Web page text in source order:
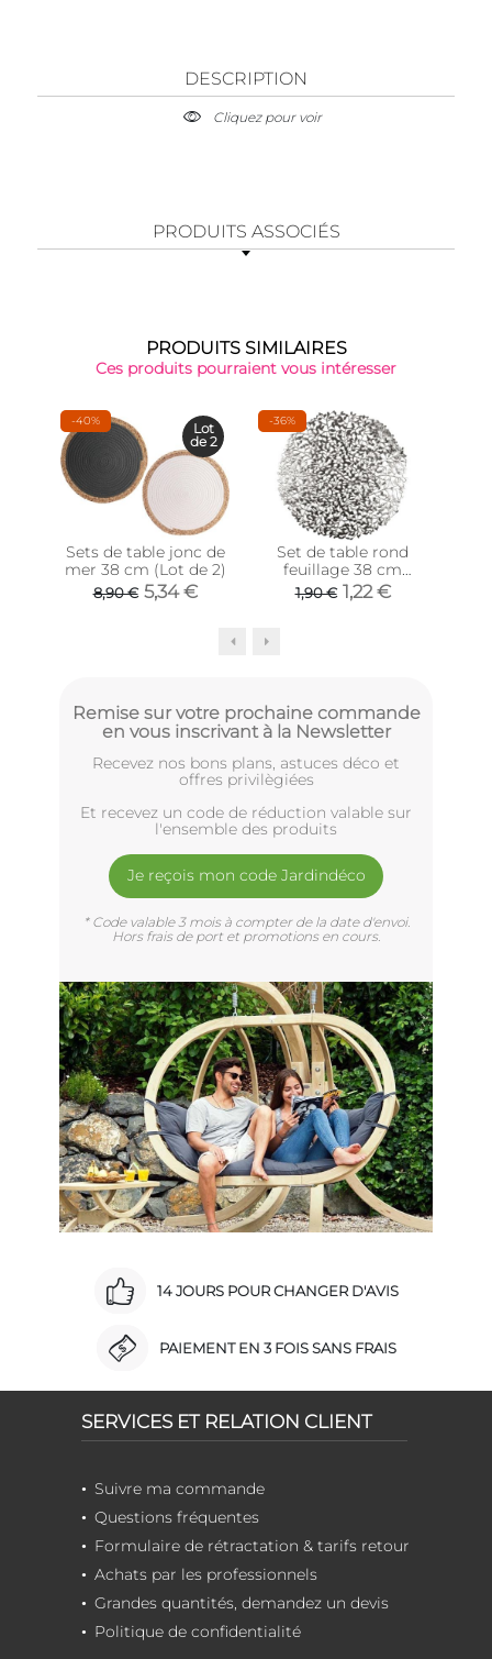
DESCRIPTION
Cliquez pour voir
PRODUITS ASSOCIÉS
PRODUITS SIMILAIRES
Ces produits pourraient vous intéresser
-40%
Sets de table jonc de
mer 38 cm (Lot de 2)
8,90 € 5,34 €
Lot
de 2
-36%
Set de table rond
feuillage 38 cm
(Argenté)
1,90 € 1,22 €
Remise sur votre prochaine commande
en vous inscrivant à la Newsletter
Recevez nos bons plans, astuces déco et
offres privilègiées
Et recevez un code de réduction valable sur
l'ensemble des produits
Je reçois mon code Jardindéco
* Code valable 3 mois à compter de la date d'envoi.
Hors frais de port et promotions en cours.
14 JOURS POUR CHANGER D'AVIS
PAIEMENT EN 3 FOIS SANS FRAIS
SERVICES ET RELATION CLIENT
Suivre ma commande
Questions fréquentes
Formulaire de rétractation & tarifs retour
Achats par les professionnels
Grandes quantités, demandez un devis
Politique de confidentialité